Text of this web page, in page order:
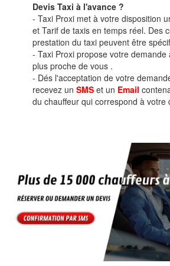
Devis Taxi à l'avance ?
- Taxi Proxi met à votre disposition
et Tarif de taxis en temps réel. Des
prestation du taxi peuvent être
- Taxi Proxi propose votre demande
plus proche de vous .
- Dés l'acceptation de votre
recevez un SMS et un Email
du chauffeur qui correspond à votre